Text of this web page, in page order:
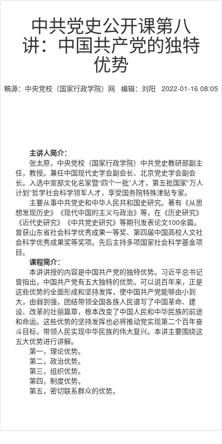
中共党史公开课第八
讲：中国共产党的独特
优势
稿源：中央党校（国家行政学院）网 编辑：刘阳 2022-01-16 08:05
主讲人简介：
张太原，中央党校（国家行政学院）中共党史教研部副主
任，教授。兼任中国现代史学会副会长、北京党史学会副会
长。入选中宣部文化名家暨“四个一批”人才，第五批国家“万人
计划”哲学社会科学领军人才，享受国务院特殊津贴专家。
主要从事中共党史和中华人民共和国史研究。著有《从思
想发现历史》《现代中国的主义与政治》等，在《历史研究》
《近代史研究》《中共党史研究》等期刊发表论文100余篇。
曾获山东省社会科学优秀成果一等奖、第四届中国高校人文社
会科学优秀成果奖等奖项。先后主持多项国家社会科学基金项
目。
课程简介：
本讲讲授的内容是中国共产党的独特优势。习近平总书记
曾指出，中国共产党有五大独特的优势。可以说百年来，正是
这些优势的全面形成和坚持发挥，使中国共产党能够由小到
大，由弱到强，团结带领全国各族人民谱写了中国革命、建
设、改革的壮丽篇章，根本改变了中国人民和中华民族的前途
和命运。这些优势的坚持发挥也必将推动党实现第二个百年奋
斗目标，带领人民实现中华民族的伟大复兴。本讲主要围绕这
五大优势进行讲解。
第一，理论优势。
第二，政治优势。
第三，组织优势。
第四，制度优势。
第五，密切联系群众的优势。